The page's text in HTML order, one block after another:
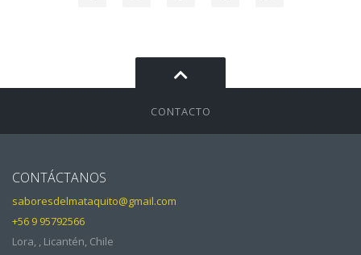
CONTACTO
CONTÁCTANOS
saboresdelmataquito@gmail.com
+56 9 95792566
Lora, , Licantén, Chile